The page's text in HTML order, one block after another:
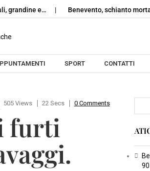
e… Benevento, schianto mortale sulla
content SPORT CONTATTI
505 Views 22 Secs 0 Comments
furti